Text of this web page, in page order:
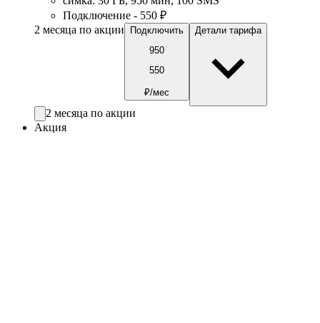
Подключение - 550 ₽
2 месяца по акции
Подключить
950
550
₽/мес
Детали тарифа
2 месяца по акции
Акция